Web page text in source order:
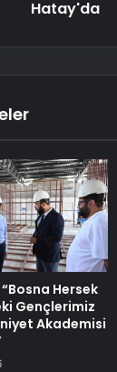
Hatay'da
Hersek
Gençlerimiz
Akademisi